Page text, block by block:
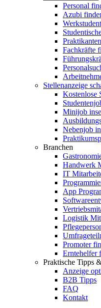
Personal
Azubi
Fachkräfte
Stellenanzeige
Kostenlose
Minijob
Nebenjob
Branchen
Handwerk
IT
App
Logistik
Promoter
Erntehelfer
Praktische Tipps
Anzeige
B2B Tipps
FAQ
Kontakt